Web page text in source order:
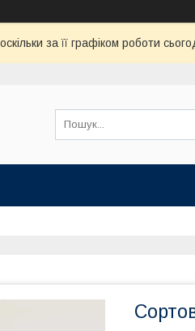
за її графіком роботи